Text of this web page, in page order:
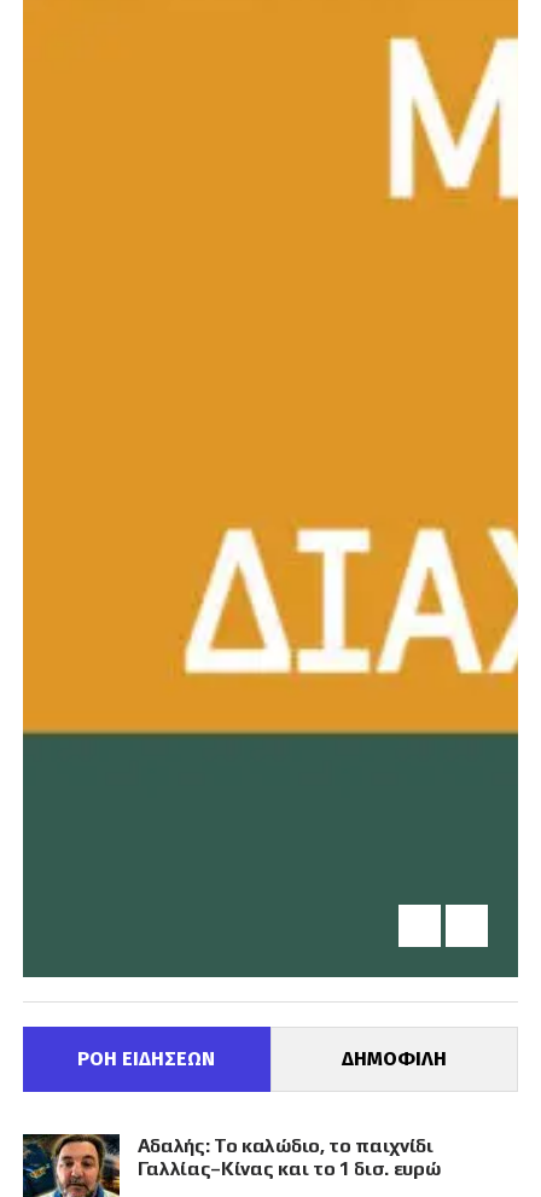
ΡΟΗ ΕΙΔΗΣΕΩΝ ΔΗΜΟΦΙΛΗ
Αδαλής: Το καλώδιο, το παιχνίδι
Γαλλίας–Κίνας και το 1 δισ. ευρώ